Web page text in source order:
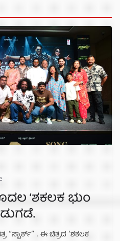
‘ಶಕಲಕ ಭುಂ‌
“ಸ್ಪಾರ್ಕ್” . ಈ ಚಿತ್ರದ ‘ಶಕಲಕ